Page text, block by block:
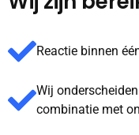
Reactie binnen
Wij
combinatie met